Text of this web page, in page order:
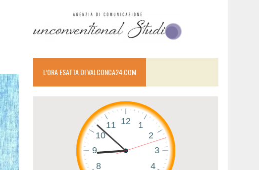
L’ORA ESATTA DI VALCONCA24.COM